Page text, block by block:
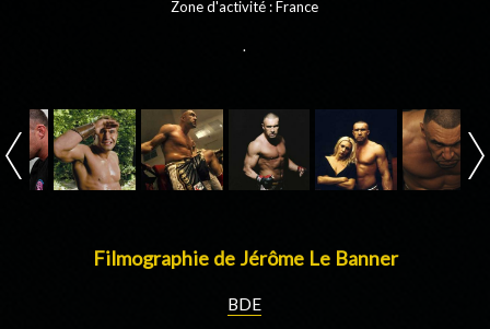
Zone d'activité : France
.
Filmographie de Jérôme Le Banner
BDE